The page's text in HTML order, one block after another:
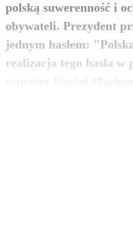
polską suwerenność i
obywateli. Prezydent
jednym hasłem:
realizacja tego hasła w